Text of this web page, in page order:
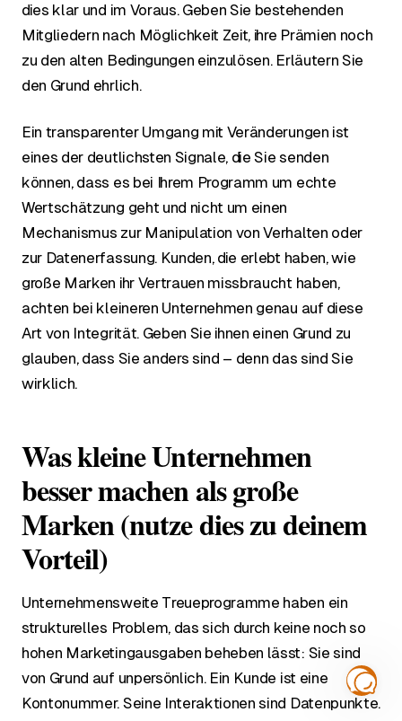
dies klar und im Voraus. Geben Sie bestehenden
Mitgliedern nach Möglichkeit Zeit, ihre Prämien noch
zu den alten Bedingungen einzulösen. Erläutern Sie
den Grund ehrlich.
Ein transparenter Umgang mit Veränderungen ist
eines der deutlichsten Signale, die Sie senden
können, dass es bei Ihrem Programm um echte
Wertschätzung geht und nicht um einen
Mechanismus zur Manipulation von Verhalten oder
zur Datenerfassung. Kunden, die erlebt haben, wie
große Marken ihr Vertrauen missbraucht haben,
achten bei kleineren Unternehmen genau auf diese
Art von Integrität. Geben Sie ihnen einen Grund zu
glauben, dass Sie anders sind – denn das sind Sie
wirklich.
Was kleine Unternehmen
besser machen als große
Marken (nutze dies zu deinem
Vorteil)
Unternehmensweite Treueprogramme haben ein
strukturelles Problem, das sich durch keine noch so
hohen Marketingausgaben beheben lässt: Sie sind
von Grund auf unpersönlich. Ein Kunde ist eine
Kontonummer. Seine Interaktionen sind Datenpunkte.